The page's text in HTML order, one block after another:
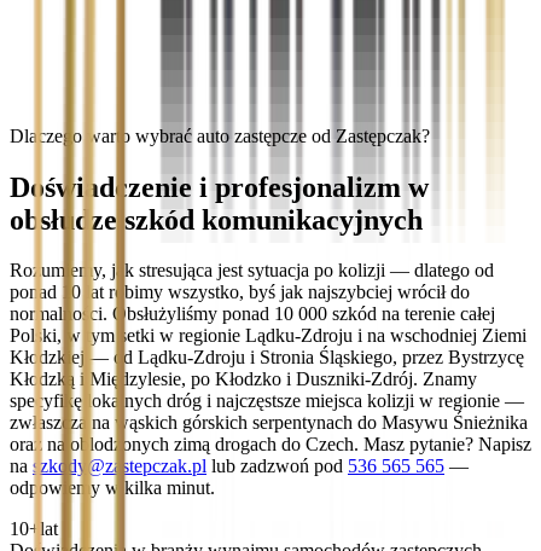
Dlaczego warto wybrać auto zastępcze od Zastępczak?
Doświadczenie i profesjonalizm w
obsłudze szkód komunikacyjnych
Rozumiemy, jak stresująca jest sytuacja po kolizji — dlatego od
ponad 10 lat robimy wszystko, byś jak najszybciej wrócił do
normalności. Obsłużyliśmy ponad 10 000 szkód na terenie całej
Polski, w tym setki w regionie Lądku-Zdroju i na wschodniej Ziemi
Kłodzkiej — od Lądku-Zdroju i Stronia Śląskiego, przez Bystrzycę
Kłodzką i Międzylesie, po Kłodzko i Duszniki-Zdrój. Znamy
specyfikę lokalnych dróg i najczęstsze miejsca kolizji w regionie —
zwłaszcza na wąskich górskich serpentynach do Masywu Śnieżnika
oraz na oblodzonych zimą drogach do Czech. Masz pytanie? Napisz
na szkody@zastepczak.pl lub zadzwoń pod 536 565 565 —
odpowiemy w kilka minut.
10+ lat